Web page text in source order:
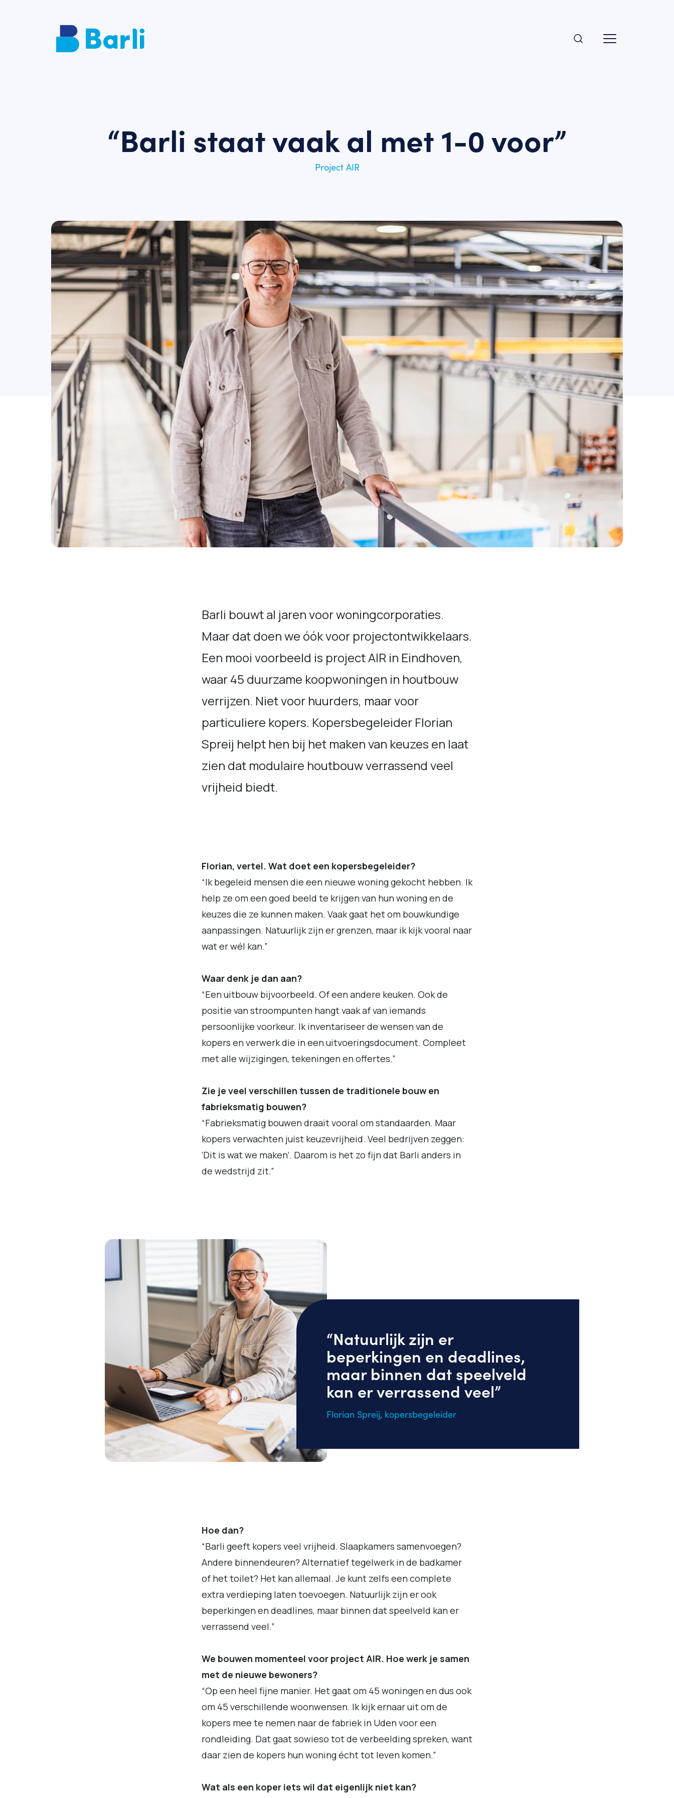
“Barli staat vaak al met 1-0 voor”
Project AIR
Barli bouwt al jaren voor woningcorporaties.
Maar dat doen we óók voor projectontwikkelaars.
Een mooi voorbeeld is project AIR in Eindhoven,
waar 45 duurzame koopwoningen in houtbouw
verrijzen. Niet voor huurders, maar voor
particuliere kopers. Kopersbegeleider Florian
Spreij helpt hen bij het maken van keuzes en laat
zien dat modulaire houtbouw verrassend veel
vrijheid biedt.
Florian, vertel. Wat doet een kopersbegeleider?
“Ik begeleid mensen die een nieuwe woning gekocht hebben. Ik
help ze om een goed beeld te krijgen van hun woning en de
keuzes die ze kunnen maken. Vaak gaat het om bouwkundige
aanpassingen. Natuurlijk zijn er grenzen, maar ik kijk vooral naar
wat er wél kan.”
Waar denk je dan aan?
“Een uitbouw bijvoorbeeld. Of een andere keuken. Ook de
positie van stroompunten hangt vaak af van iemands
persoonlijke voorkeur. Ik inventariseer de wensen van de
kopers en verwerk die in een uitvoeringsdocument. Compleet
met alle wijzigingen, tekeningen en offertes.”
Zie je veel verschillen tussen de traditionele bouw en
fabrieksmatig bouwen?
“Fabrieksmatig bouwen draait vooral om standaarden. Maar
kopers verwachten juist keuzevrijheid. Veel bedrijven zeggen:
‘Dit is wat we maken’. Daarom is het zo fijn dat Barli anders in
de wedstrijd zit.”
“Natuurlijk zijn er
beperkingen en deadlines,
maar binnen dat speelveld
kan er verrassend veel”
Florian Spreij, kopersbegeleider
Hoe dan?
“Barli geeft kopers veel vrijheid. Slaapkamers samenvoegen?
Andere binnendeuren? Alternatief tegelwerk in de badkamer
of het toilet? Het kan allemaal. Je kunt zelfs een complete
extra verdieping laten toevoegen. Natuurlijk zijn er ook
beperkingen en deadlines, maar binnen dat speelveld kan er
verrassend veel.”
We bouwen momenteel voor project AIR. Hoe werk je samen
met de nieuwe bewoners?
“Op een heel fijne manier. Het gaat om 45 woningen en dus ook
om 45 verschillende woonwensen. Ik kijk ernaar uit om de
kopers mee te nemen naar de fabriek in Uden voor een
rondleiding. Dat gaat sowieso tot de verbeelding spreken, want
daar zien de kopers hun woning écht tot leven komen.”
Wat als een koper iets wil dat eigenlijk niet kan?